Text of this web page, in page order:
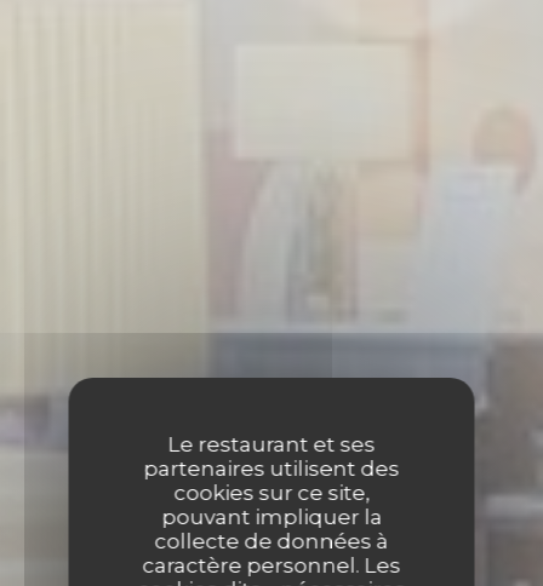
Le restaurant et ses
partenaires utilisent des
cookies sur ce site,
pouvant impliquer la
collecte de données à
caractère personnel. Les